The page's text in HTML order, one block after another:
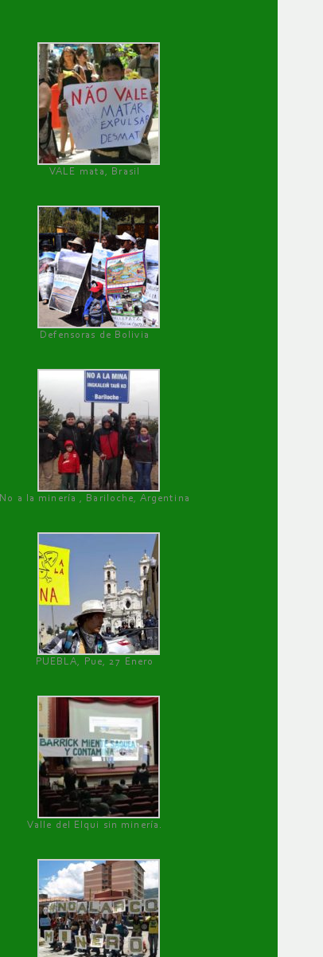
VALE mata, Brasil
Defensoras de Bolivia
No a la minería , Bariloche, Argentina
PUEBLA, Pue, 27 Enero
Valle del Elqui sin minería.